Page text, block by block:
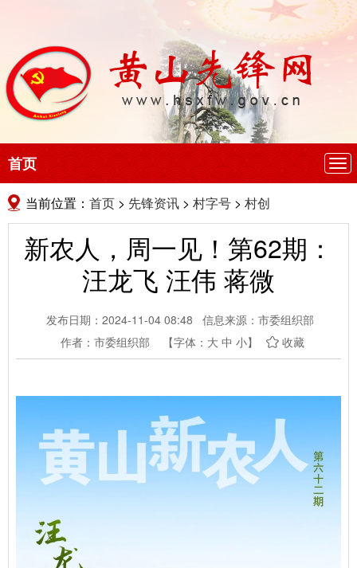
导
首页
当前位置： 首页 > 先锋资讯 > 村字号 > 村创
新农人，周一见！第62期：
汪龙飞 汪伟 蒋微
发布日期：2024-11-04 08:48
信息来源：市委组织部
作者：市委组织部
【字体： 大 中 小】 收藏